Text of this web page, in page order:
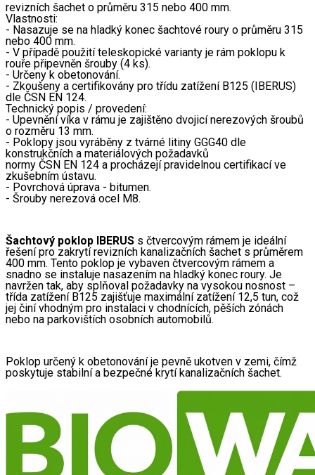
revizních šachet o průměru 315 nebo 400 mm.
Vlastnosti:
- Nasazuje se na hladký konec šachtové roury o průměru 315
nebo 400 mm.
- V případě použití teleskopické varianty je rám poklopu k
rouře připevněn šrouby (4 ks).
- Určeny k obetonování.
- Zkoušeny a certifikovány pro třídu zatížení B125 (IBERUS)
dle ČSN EN 124.
Technický popis / provedení:
- Upevnění víka v rámu je zajištěno dvojicí nerezových šroubů
o rozměru 13 mm.
- Poklopy jsou vyráběny z tvárné litiny GGG40 dle
konstrukčních a materiálových požadavků
normy ČSN EN 124 a procházejí pravidelnou certifikací ve
zkušebním ústavu.
- Povrchová úprava - bitumen.
- Šrouby nerezová ocel M8.
Šachtový poklop IBERUS s čtvercovým rámem je ideální
řešení pro zakrytí revizních kanalizačních šachet s průměrem
400 mm. Tento poklop je vybaven čtvercovým rámem a
snadno se instaluje nasazením na hladký konec roury. Je
navržen tak, aby splňoval požadavky na vysokou nosnost –
třída zatížení B125 zajišťuje maximální zatížení 12,5 tun, což
jej činí vhodným pro instalaci v chodnících, pěších zónách
nebo na parkovištích osobních automobilů.
Poklop určený k obetonování je pevně ukotven v zemi, čímž
poskytuje stabilní a bezpečné krytí kanalizačních šachet.